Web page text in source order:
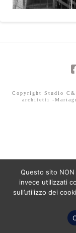
Copyright Studio
architetti -
Questo sito
invece utilizzati
sull’utilizzo dei